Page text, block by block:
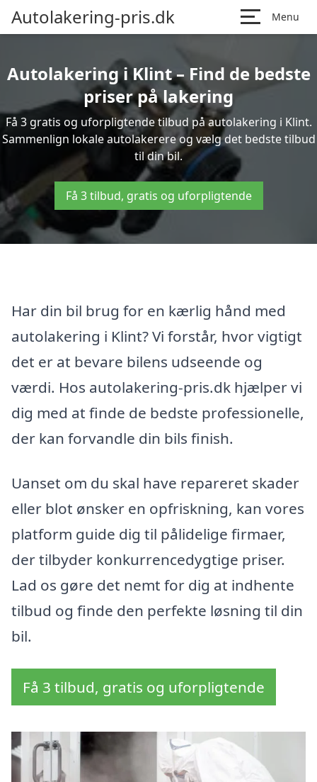
Autolakering-pris.dk Menu
Autolakering i Klint – Find de bedste
priser på lakering
Få 3 gratis og uforpligtende tilbud på autolakering i Klint.
Sammenlign lokale autolakerere og vælg det bedste tilbud
til din bil.
Få 3 tilbud, gratis og uforpligtende
Har din bil brug for en kærlig hånd med
autolakering i Klint? Vi forstår, hvor vigtigt
det er at bevare bilens udseende og
værdi. Hos autolakering-pris.dk hjælper vi
dig med at finde de bedste professionelle,
der kan forvandle din bils finish.
Uanset om du skal have repareret skader
eller blot ønsker en opfriskning, kan vores
platform guide dig til pålidelige firmaer,
der tilbyder konkurrencedygtige priser.
Lad os gøre det nemt for dig at indhente
tilbud og finde den perfekte løsning til din
bil.
Få 3 tilbud, gratis og uforpligtende